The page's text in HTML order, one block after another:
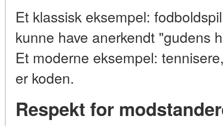
Et klassisk eksempel:
kunne have anerkendt "gudens
Et moderne eksempel:
er koden.
Respekt for